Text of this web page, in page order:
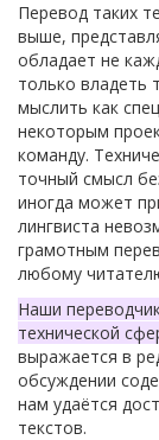
Перевод таких
выше,
обладает не
только владеть
мыслить как
некоторым
команду.
точный смысл
иногда может
лингвиста
грамотным
любому
Наши
технической
выражается в
обсуждении
нам удаётся
текстов.